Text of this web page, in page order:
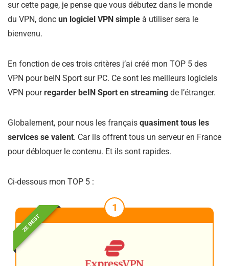
sur cette page, je pense que vous débutez dans le monde
du VPN, donc un logiciel VPN simple à utiliser sera le
bienvenu.
En fonction de ces trois critères j’ai créé mon TOP 5 des
VPN pour beIN Sport sur PC. Ce sont les meilleurs logiciels
VPN pourregarder beIN Sport en streaming de l’étranger.
Globalement, pour nous les français quasiment tous les
services se valent. Car ils offrent tous un serveur en France
pour débloquer le contenu. Et ils sont rapides.
Ci-dessous mon TOP 5 :
ZE BEST
1